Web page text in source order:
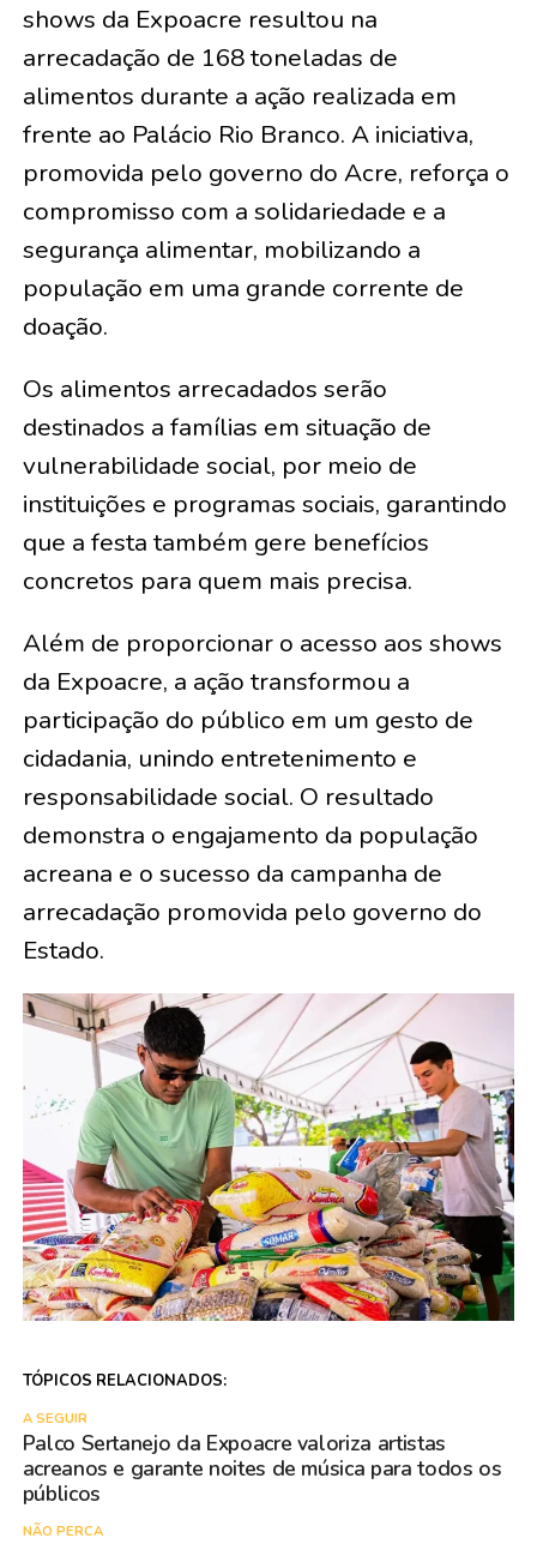
shows da Expoacre resultou na
arrecadação de 168 toneladas de
alimentos durante a ação realizada em
frente ao Palácio Rio Branco. A iniciativa,
promovida pelo governo do Acre, reforça o
compromisso com a solidariedade e a
segurança alimentar, mobilizando a
população em uma grande corrente de
doação.
Os alimentos arrecadados serão
destinados a famílias em situação de
vulnerabilidade social, por meio de
instituições e programas sociais, garantindo
que a festa também gere benefícios
concretos para quem mais precisa.
Além de proporcionar o acesso aos shows
da Expoacre, a ação transformou a
participação do público em um gesto de
cidadania, unindo entretenimento e
responsabilidade social. O resultado
demonstra o engajamento da população
acreana e o sucesso da campanha de
arrecadação promovida pelo governo do
Estado.
TÓPICOS RELACIONADOS:
A SEGUIR
Palco Sertanejo da Expoacre valoriza artistas
acreanos e garante noites de música para todos os
públicos
NÃO PERCA